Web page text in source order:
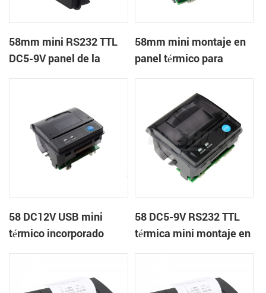
58mm mini RS232 TTL
DC5-9V panel de la
58mm mini montaje en
panel térmico para
58 DC12V USB mini
térmico incorporado
58 DC5-9V RS232 TTL
térmica mini montaje en